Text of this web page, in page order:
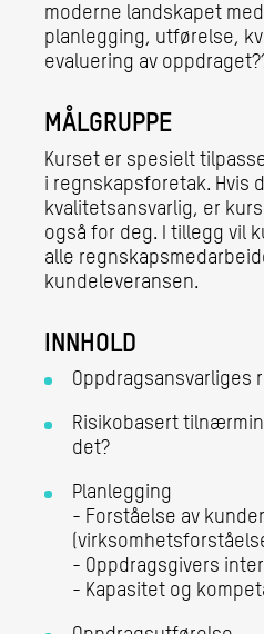
moderne landskapet
planlegging, utførelse,
evaluering av
MÅLGRUPPE
Kurset er spesielt
i regnskapsforetak. Hvis
kvalitetsansvarlig, er
også for deg. I tillegg vil
alle
kundeleveransen.
INNHOLD
Oppdragsansvarliges
Risikobasert
det?
Planlegging
- Forståelse av
- Oppdragsgivers
- Kapasitet og